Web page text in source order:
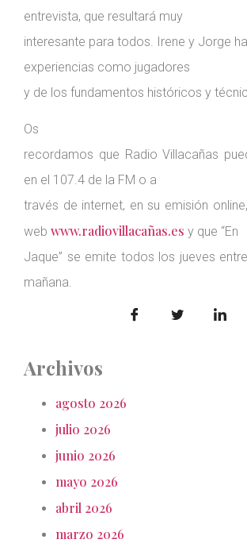
entrevista, que resultará muy
interesante para todos. Irene y Jorge
experiencias como jugadores
y de los fundamentos históricos y
Os
recordamos que Radio Villacañas
en el 107.4 de la FM o a
través de internet, en su emisión
web www.radiovillacañas.es y que “En
Jaque” se emite todos los jueves
mañana.
Archivos
agosto 2026
julio 2026
junio 2026
mayo 2026
abril 2026
marzo 2026